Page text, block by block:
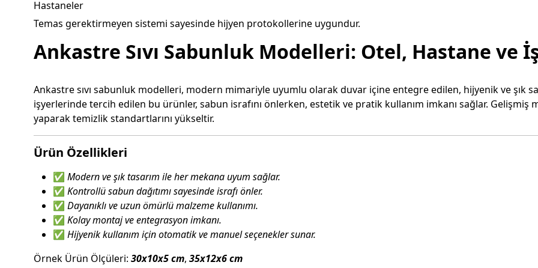
Hastaneler
Temas gerektirmeyen sistemi sayesinde hijyen protokollerine uygundur.
Ankastre Sıvı Sabunluk Modelleri: Otel, Hastane ve
Ankastre sıvı sabunluk modelleri, modern mimariyle uyumlu olarak duvar içine entegre edilen, hijyenik ve şık
işyerlerinde tercih edilen bu ürünler, sabun israfını önlerken, estetik ve pratik kullanım imkanı sağlar. Gelişmiş
yaparak temizlik standartlarını yükseltir.
Ürün Özellikleri
✅ Modern ve şık tasarım ile her mekana uyum sağlar.
✅ Kontrollü sabun dağıtımı sayesinde israfı önler.
✅ Dayanıklı ve uzun ömürlü malzeme kullanımı.
✅ Kolay montaj ve entegrasyon imkanı.
✅ Hijyenik kullanım için otomatik ve manuel seçenekler sunar.
Örnek Ürün Ölçüleri: 30x10x5 cm, 35x12x6 cm